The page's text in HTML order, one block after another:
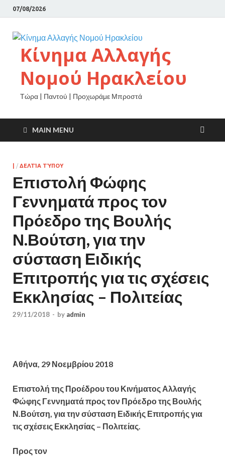
07/08/2026
Κίνημα Αλλαγής
Νομού Ηρακλείου
Τώρα | Παντού | Προχωράμε Μπροστά
MAIN MENU
/ ΔΕΛΤΊΑ ΤΎΠΟΥ
Επιστολή Φώφης
Γεννηματά προς τον
Πρόεδρο της Βουλής
Ν.Βούτση, για την
σύσταση Ειδικής
Επιτροπής για τις σχέσεις
Εκκλησίας – Πολιτείας
29/11/2018 - by admin
Αθήνα, 29 Νοεμβρίου 2018
Επιστολή της Προέδρου του Κινήματος Αλλαγής
Φώφης Γεννηματά προς τον Πρόεδρο της Βουλής
Ν.Βούτση, για την σύσταση Ειδικής Επιτροπής για
τις σχέσεις Εκκλησίας – Πολιτείας.
Προς τον